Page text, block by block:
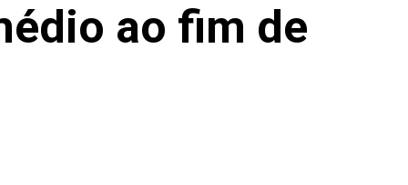
ao fim de